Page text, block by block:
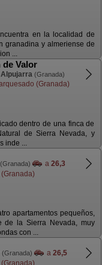
en la localidad de
granadina y almeriense de
...
Valor
(Granada)
(Granada)
dentro de una finca de
de Sierra Nevada, y
inde ...
(Granada) a 26,3
apartamentos pequeños,
de la Sierra Nevada, muy
con ...
(Granada) a 26,5